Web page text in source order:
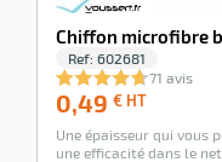
Chiffon microfibre
Ref: 602681
71 avis
0,49 € HT
HT
Une épaisseur qui vous
une efficacité dans le